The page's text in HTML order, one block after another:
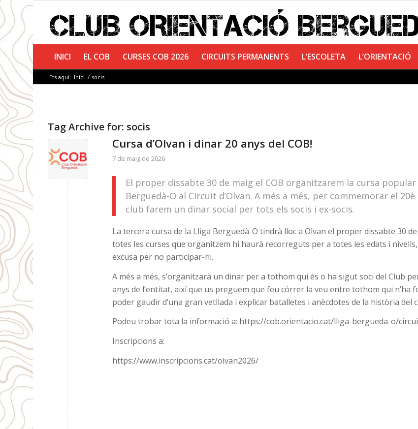
INICI EL COB CURSES COB 2026 CIRCUITS PERMANENTS L’ESCOLETA L’ORIENTACIÓ
Ets aquí: Inici / socis
Tag Archive for: socis
Cursa d’Olvan i dinar 20 anys del COB!
7 de maig de 2026
El proper dissabte 30 de maig el COB organitzarem la cursa popular
Berguedà-O al Circuit d’Olvan. A més a més, per commemorar el
club farem un dinar social per tots els socis i ex-socis.
La tercera cursa de la Lliga Berguedà-O tindrà lloc a Olvan el proper dissabte 30
totes les curses que organitzem hi haurà recorreguts per a totes les edats i
excusa per no participar-hi.
A més a més, s’organitzarà un dinar per a tothom qui és o ha sigut soci del Club
anys de l’entitat, així que us preguem que feu córrer la veu entre tothom qui n’ha
poder gaudir d’una gran vetllada i explicar batalletes i anècdotes de la història del
Podeu trobar tota la informació a: https://cob.orientacio.cat/lliga-bergueda-o/
Inscripcions a:
https://www.inscripcions.cat/olvan2026/